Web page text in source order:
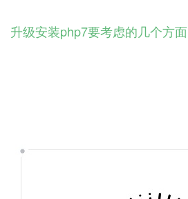
升级安装php7要考虑的几个方面